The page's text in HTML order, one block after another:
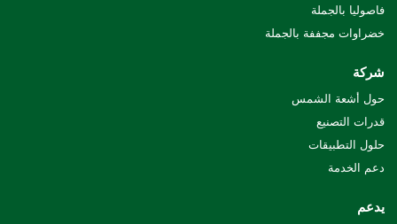
فاصوليا بالجملة
خضراوات مجففة بالجملة
شركة
حول أشعة الشمس
قدرات التصنيع
حلول التطبيقات
دعم الخدمة
يدعم